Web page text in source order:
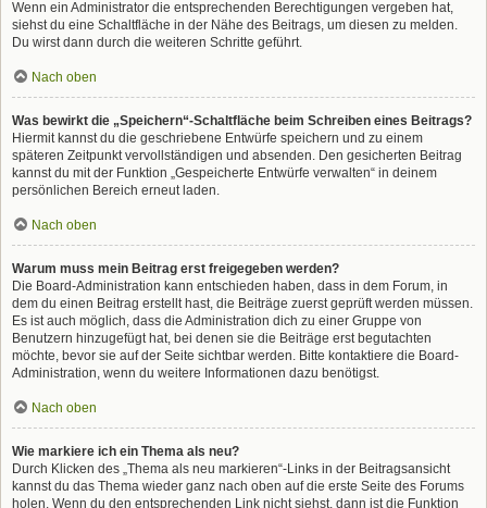
Wenn ein Administrator die entsprechenden Berechtigungen vergeben hat,
siehst du eine Schaltfläche in der Nähe des Beitrags, um diesen zu melden.
Du wirst dann durch die weiteren Schritte geführt.
Nach oben
Was bewirkt die „Speichern“-Schaltfläche beim Schreiben eines Beitrags?
Hiermit kannst du die geschriebene Entwürfe speichern und zu einem
späteren Zeitpunkt vervollständigen und absenden. Den gesicherten Beitrag
kannst du mit der Funktion „Gespeicherte Entwürfe verwalten“ in deinem
persönlichen Bereich erneut laden.
Nach oben
Warum muss mein Beitrag erst freigegeben werden?
Die Board-Administration kann entschieden haben, dass in dem Forum, in
dem du einen Beitrag erstellt hast, die Beiträge zuerst geprüft werden müssen.
Es ist auch möglich, dass die Administration dich zu einer Gruppe von
Benutzern hinzugefügt hat, bei denen sie die Beiträge erst begutachten
möchte, bevor sie auf der Seite sichtbar werden. Bitte kontaktiere die Board-
Administration, wenn du weitere Informationen dazu benötigst.
Nach oben
Wie markiere ich ein Thema als neu?
Durch Klicken des „Thema als neu markieren“-Links in der Beitragsansicht
kannst du das Thema wieder ganz nach oben auf die erste Seite des Forums
holen. Wenn du den entsprechenden Link nicht siehst, dann ist die Funktion